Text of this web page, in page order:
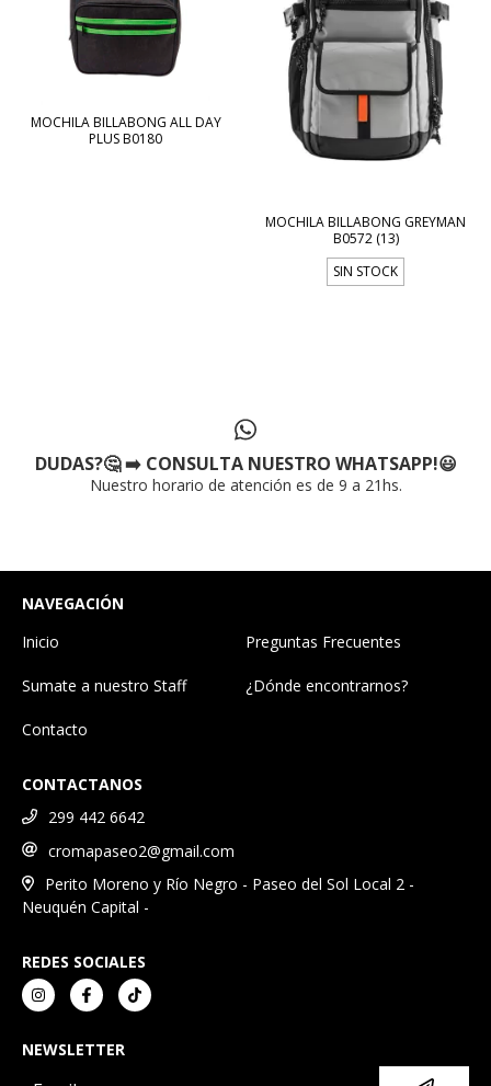
MOCHILA BILLABONG ALL DAY
PLUS B0180
MOCHILA BILLABONG GREYMAN
B0572 (13)
SIN STOCK
DUDAS?🤔 ➡️ CONSULTA NUESTRO WHATSAPP!😃
Nuestro horario de atención es de 9 a 21hs.
NAVEGACIÓN
Inicio
Preguntas Frecuentes
Sumate a nuestro Staff ¿Dónde encontrarnos?
Contacto
CONTACTANOS
299 442 6642
cromapaseo2@gmail.com
Perito Moreno y Río Negro - Paseo del Sol Local 2 -
Neuquén Capital -
REDES SOCIALES
NEWSLETTER